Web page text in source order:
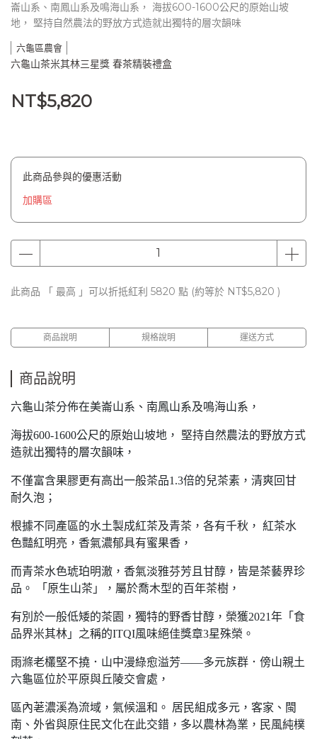
崙山系、南鳳山系及鳴海山系， 海拔600-1600公尺的原始山坡
地， 堅持自然農法的野放方式造就出獨特的層次韻味
六龜區農會
六龜山茶米其林三星獎 春茶精裝禮盒
NT$5,820
此商品參與的優惠活動
加購區
此商品 「 最高 」可以折抵紅利 5820 點 (約等於 NT$5,820 )
商品說明 規格說明 運送方式
商品說明
六龜山茶分佈在美崙山系、南鳳山系及鳴海山系，
海拔600-1600公尺的原始山坡地， 堅持自然農法的野放方式
造就出獨特的層次韻味，
不僅富含果膠更有高出一般茶品1.3倍的兒茶素，清爽回甘
耐久泡；
根據不同產區的水土製成紅茶及青茶，各有千秋， 紅茶水
色豔紅明亮，香氣濃郁具有蜜果香，
而青茶水色琥珀明澈，香氣淡雅芬芳且甘醇，皆是茶藝界珍
品。 「原生山茶」，屬於喬木型的百年茶樹，
有別於一般低矮的茶園，獨特的野香甘醇，榮獲2021年「食
品界米其林」之稱的ITQI風味絕佳獎章3星殊榮。
雨滌老欉堅不撓．山中漫綠愈溢芳——多元族群．傍山親土
六龜區位於平原與丘陵交會處，
區內荖濃溪為流域，氣候溫和。 居民組成多元，客家、閩
南、外省與原住民文化在此交錯，多以農林為業，民風純樸